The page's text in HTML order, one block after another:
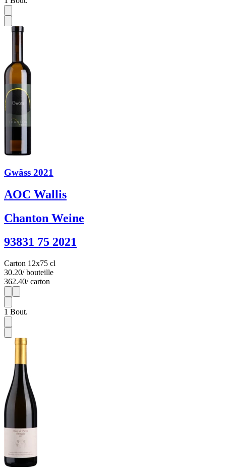
Gwäss 2021
AOC Wallis
Chanton Weine
93831 75 2021
Carton 12x75 cl
30.20/ bouteille
362.40/ carton
1
1 Bout.